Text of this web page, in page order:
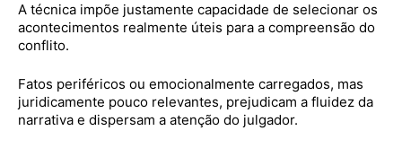
A técnica impõe justamente capacidade de selecionar os
acontecimentos realmente úteis para a compreensão do
conflito.
Fatos periféricos ou emocionalmente carregados, mas
juridicamente pouco relevantes, prejudicam a fluidez da
narrativa e dispersam a atenção do julgador.